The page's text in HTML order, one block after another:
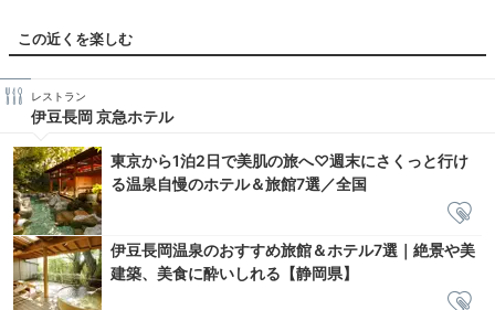
この近くを楽しむ
レストラン
伊豆長岡 京急ホテル
東京から1泊2日で美肌の旅へ♡週末にさくっと行け
る温泉自慢のホテル＆旅館7選／全国
伊豆長岡温泉のおすすめ旅館＆ホテル7選｜絶景や美
建築、美食に酔いしれる【静岡県】